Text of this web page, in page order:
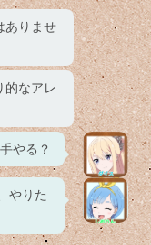
ありませ
的なアレ
やる？
やりた